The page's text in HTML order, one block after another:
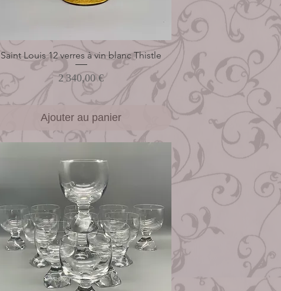
Aperçu rapide
Saint Louis 12 verres à vin blanc Thistle
Prix
2 340,00 €
Ajouter au panier